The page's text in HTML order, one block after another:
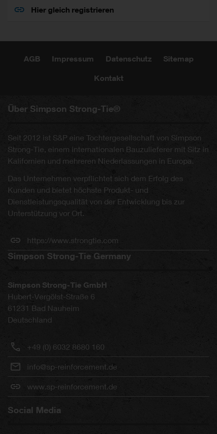
Hier gleich registrieren
AGB Impressum Datenschutz Sitemap
Kontakt
Über Simpson Strong-Tie®
Seit 2012 ist S&P eine Tochtergesellschaft von Simpson
Strong-Tie, einem internationalen Bauzulieferer mit Sitz in
Kalifornien und mehreren Niederlassungen in Europa.
Das Unternehmen verpflichtet sich dem Erfolg des
Kunden und bietet höchste Produkt- und
Dienstleistungsqualität von der Entwicklung bis zur
Unterstützung vor Ort.
https://www.strongtie.com
Simpson Strong-Tie Germany
Simpson Strong-Tie GmbH
Hubert-Vergölst-Straße 6
61231 Bad Nauheim
Deutschland
+49 (0) 6032 8680 160
info@sp-reinforcement.de
www.sp-reinforcement.de
Social Media